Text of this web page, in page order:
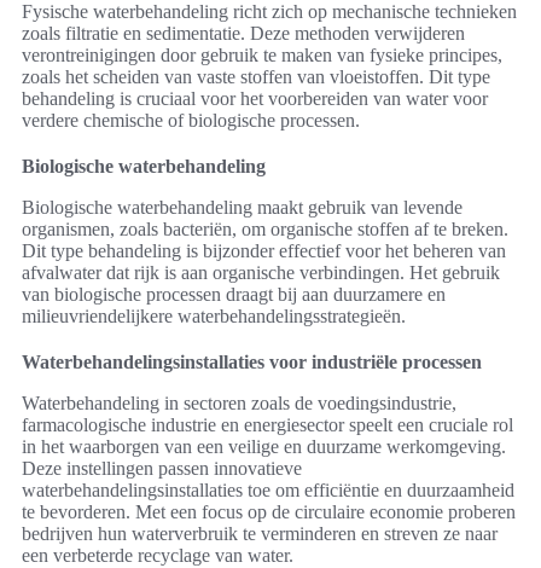
Fysische waterbehandeling richt zich op mechanische technieken
zoals filtratie en sedimentatie. Deze methoden verwijderen
verontreinigingen door gebruik te maken van fysieke principes,
zoals het scheiden van vaste stoffen van vloeistoffen. Dit type
behandeling is cruciaal voor het voorbereiden van water voor
verdere chemische of biologische processen.
Biologische waterbehandeling
Biologische waterbehandeling maakt gebruik van levende
organismen, zoals bacteriën, om organische stoffen af te breken.
Dit type behandeling is bijzonder effectief voor het beheren van
afvalwater dat rijk is aan organische verbindingen. Het gebruik
van biologische processen draagt bij aan duurzamere en
milieuvriendelijkere waterbehandelingsstrategieën.
Waterbehandelingsinstallaties voor industriële processen
Waterbehandeling in sectoren zoals de voedingsindustrie,
farmacologische industrie en energiesector speelt een cruciale rol
in het waarborgen van een veilige en duurzame werkomgeving.
Deze instellingen passen innovatieve
waterbehandelingsinstallaties toe om efficiëntie en duurzaamheid
te bevorderen. Met een focus op de circulaire economie proberen
bedrijven hun waterverbruik te verminderen en streven ze naar
een verbeterde recyclage van water.